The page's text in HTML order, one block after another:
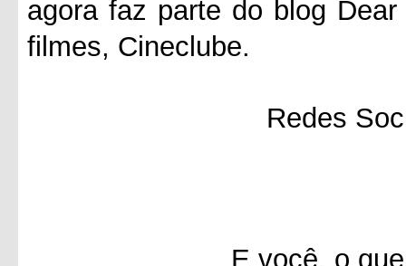
agora faz parte do blog
filmes, Cineclube.
Redes
E você, o que achou